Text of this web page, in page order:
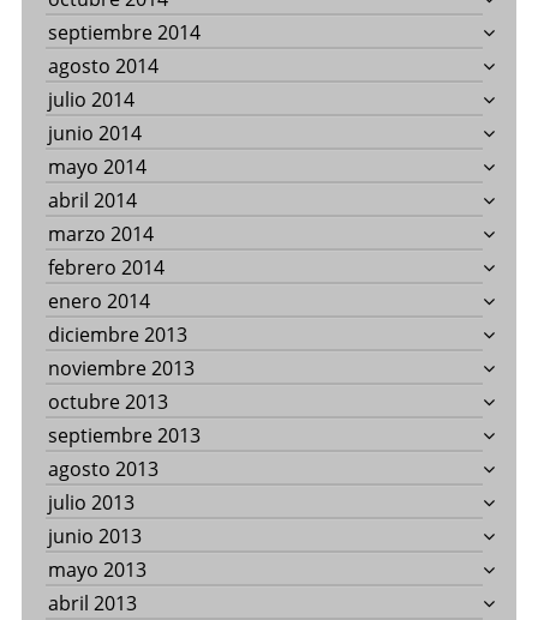
septiembre 2014
agosto 2014
julio 2014
junio 2014
mayo 2014
abril 2014
marzo 2014
febrero 2014
enero 2014
diciembre 2013
noviembre 2013
octubre 2013
septiembre 2013
agosto 2013
julio 2013
junio 2013
mayo 2013
abril 2013